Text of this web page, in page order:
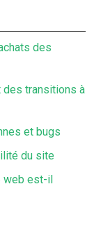
des
des transitions à
et bugs
du site
web est-il